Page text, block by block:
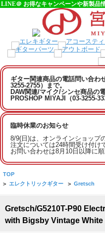
LINE＠ お得なキャンペーンや新製品
ギター関連商品の電話問い合わ
3255-2755）まで。
DAW関連/マイク/シンセ商品の
PROSHOP MIYAJI（03-3255-
臨時休業のお知らせ
8/9(日)は、オンラインショップ
注文については24時間受け付け
お問い合わせは8月10日以降に順
TOP
> エレクトリックギター > Gretsch
Gretsch/G5210T-P90
with Bigsby Vintage White